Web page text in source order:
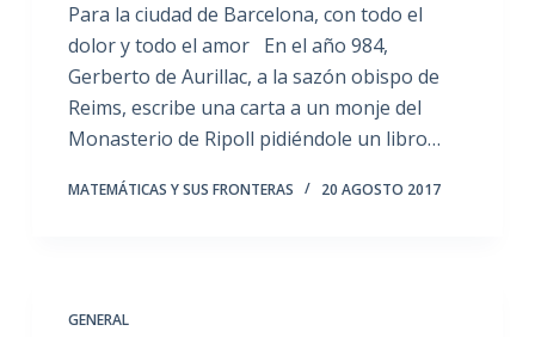
Para la ciudad de Barcelona, con todo el
dolor y todo el amor En el año 984,
Gerberto de Aurillac, a la sazón obispo de
Reims, escribe una carta a un monje del
Monasterio de Ripoll pidiéndole un libro…
MATEMÁTICAS Y SUS FRONTERAS 20 AGOSTO 2017
GENERAL